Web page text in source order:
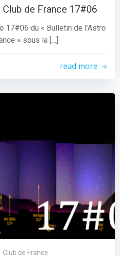
Club de France 17#06
17#06 du « Bulletin de l’Astro
» sous la […]
read more
Club de France